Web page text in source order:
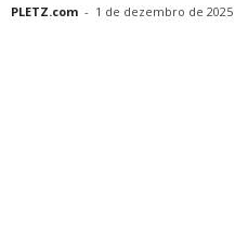
PLETZ.com - 1 de dezembro de 2025